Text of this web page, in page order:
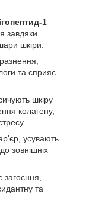
1 —
завдяки
шкіри.
та сприяє
шкіру
колагену,
усувають
зовнішніх
та